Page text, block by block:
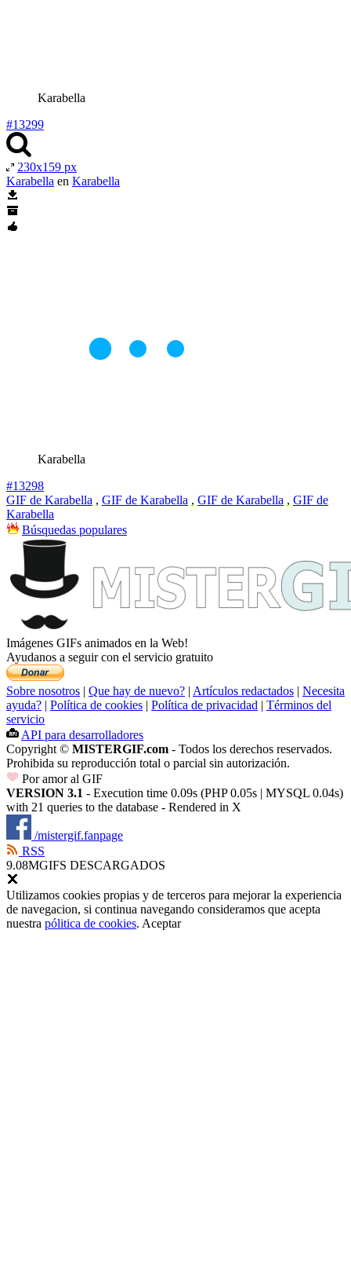
Karabella
#13299
230x159 px
Karabella en Karabella
Karabella
#13298
GIF de Karabella , GIF de Karabella , GIF de Karabella , GIF de
Karabella
Búsquedas populares
Imágenes GIFs animados en la Web!
Ayudanos a seguir con el servicio gratuito
Sobre nosotros | Que hay de nuevo? | Artículos redactados | Necesita
ayuda? | Política de cookies | Política de privacidad | Términos del
servicio
API para desarrolladores
Copyright © MISTERGIF.com - Todos los derechos reservados.
Prohibida su reproducción total o parcial sin autorización.
Por amor al GIF
VERSION 3.1 - Execution time 0.09s (PHP 0.05s | MYSQL 0.04s)
with 21 queries to the database - Rendered in X
/mistergif.fanpage
RSS
9.08MGIFS DESCARGADOS
Utilizamos cookies propias y de terceros para mejorar la experiencia
de navegacion, si continua navegando consideramos que acepta
nuestra pólitica de cookies. Aceptar